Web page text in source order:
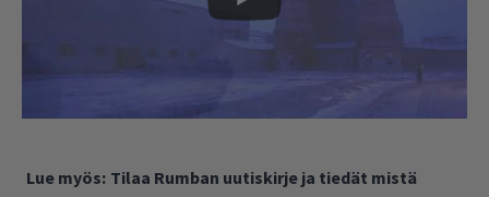
Lue myös: Tilaa Rumban uutiskirje ja tiedät mistä